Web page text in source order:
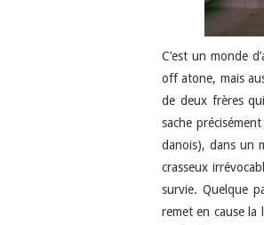
C’est un monde
off atone, mais
de deux frères
sache
danois), dans un
crasseux
survie. Quelque
remet en cause la